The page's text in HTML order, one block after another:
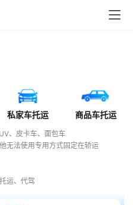
私家车托运 商品车托运
、皮卡车、面包车
无法使用专用方式固定在轿运
运、代驾